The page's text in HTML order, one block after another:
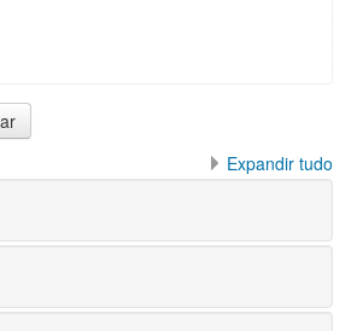
Expandir tudo